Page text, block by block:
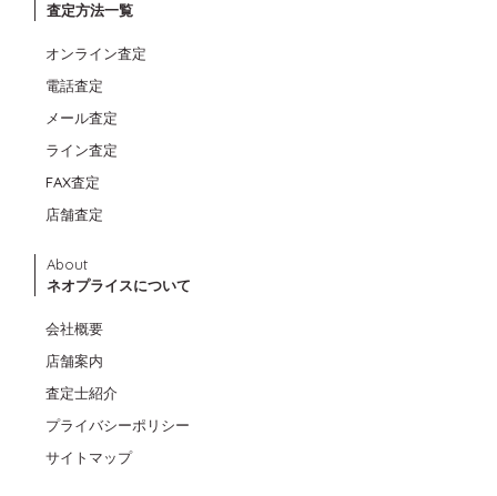
査定方法一覧
オンライン査定
電話査定
メール査定
ライン査定
FAX査定
店舗査定
About
ネオプライスについて
会社概要
店舗案内
査定士紹介
プライバシーポリシー
サイトマップ